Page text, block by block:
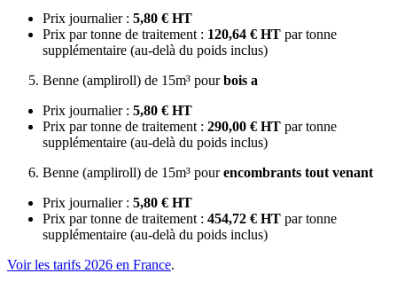
Prix journalier : 5,80 € HT
Prix par tonne de traitement : 120,64 € HT par tonne
supplémentaire (au-delà du poids inclus)
Benne (ampliroll) de 15m³ pourbois a
Prix journalier : 5,80 € HT
Prix par tonne de traitement : 290,00 € HT par tonne
supplémentaire (au-delà du poids inclus)
Benne (ampliroll) de 15m³ pourencombrants tout venant
Prix journalier : 5,80 € HT
Prix par tonne de traitement : 454,72 € HT par tonne
supplémentaire (au-delà du poids inclus)
Voir les tarifs 2026 en France.